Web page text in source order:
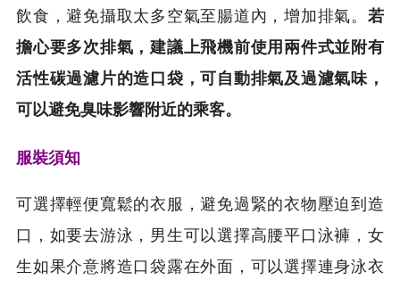
飲食，避免攝取太多空氣至腸道內，增加排氣。 若
擔心要多次排氣，建議上飛機前使用兩件式並附有
活性碳過濾片的造口袋，可自動排氣及過濾氣味，
可以避免臭味影響附近的乘客。
服裝須知
可選擇輕便寬鬆的衣服，避免過緊的衣物壓迫到造
口，如要去游泳，男生可以選擇高腰平口泳褲，女
生如果介意將造口袋露在外面，可以選擇連身泳衣